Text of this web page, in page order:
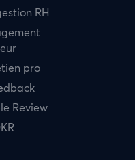
RH
pro
Review